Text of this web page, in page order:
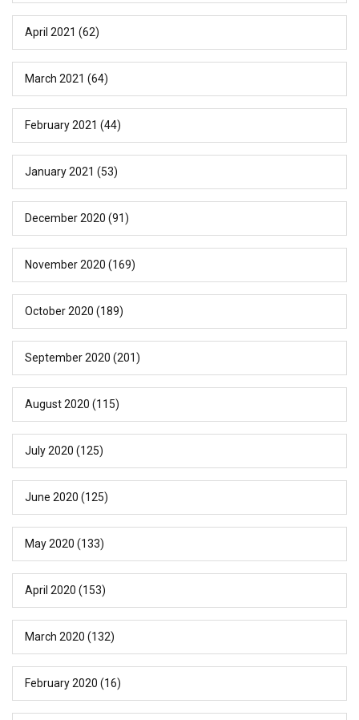
April 2021 (62)
March 2021 (64)
February 2021 (44)
January 2021 (53)
December 2020 (91)
November 2020 (169)
October 2020 (189)
September 2020 (201)
August 2020 (115)
July 2020 (125)
June 2020 (125)
May 2020 (133)
April 2020 (153)
March 2020 (132)
February 2020 (16)